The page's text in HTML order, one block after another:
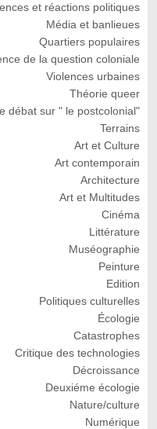
et réactions politiques
Média et banlieues
Quartiers populaires
de la question coloniale
Violences urbaines
Théorie queer
débat sur " le postcolonial"
Terrains
Art et Culture
Art contemporain
Architecture
Art et Multitudes
Cinéma
Littérature
Muséographie
Peinture
Edition
Politiques culturelles
Écologie
Catastrophes
Critique des technologies
Décroissance
Deuxiéme écologie
Nature/culture
Numérique